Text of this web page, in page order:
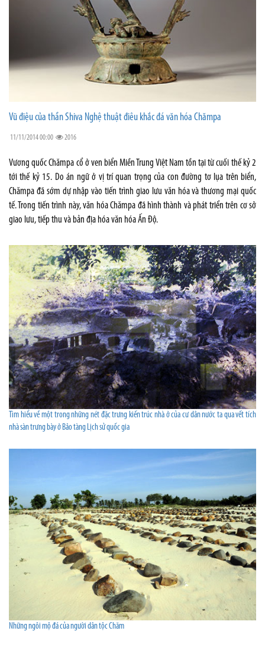
Vũ điệu của thần Shiva Nghệ thuật điêu khắc đá văn hóa Chămpa
11/11/2014 00:00 2016
Vương quốc Chămpa cổ ở ven biển Miền Trung Việt Nam tồn tại từ cuối thế kỷ 2
tới thế kỷ 15. Do án ngữ ở vị trí quan trọng của con đường tơ lụa trên biển,
Chămpa đã sớm dự nhập vào tiến trình giao lưu văn hóa và thương mại quốc
tế. Trong tiến trình này, văn hóa Chămpa đã hình thành và phát triển trên cơ sở
giao lưu, tiếp thu và bản địa hóa văn hóa Ấn Độ.
Tìm hiểu về một trong những nét đặc trưng kiến trúc nhà ở của cư dân nước ta qua vết tích
nhà sàn trưng bày ở Bảo tàng Lịch sử quốc gia
Những ngôi mộ đá của người dân tộc Chăm